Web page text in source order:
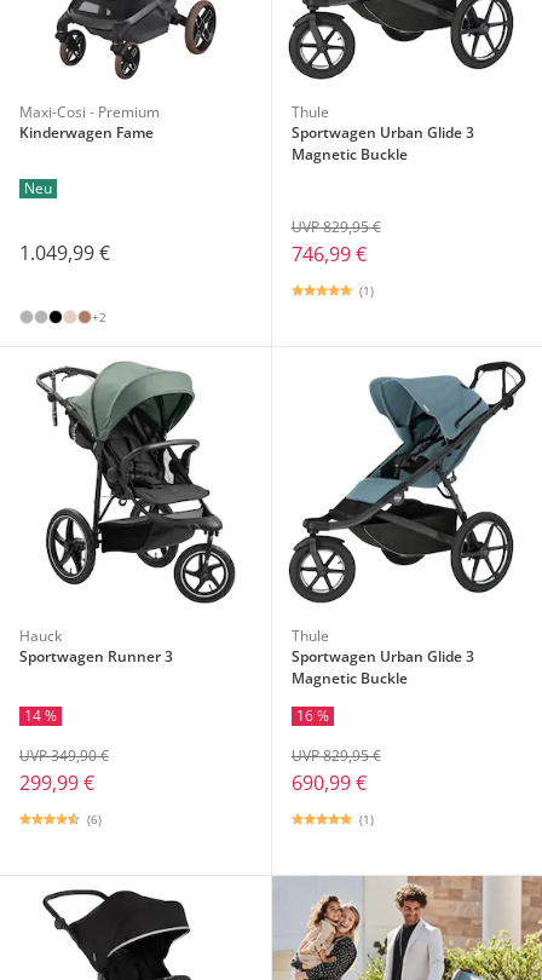
Maxi-Cosi - Premium
Kinderwagen Fame
Neu
1.049,99 €
+2
Thule
Sportwagen Urban Glide 3
Magnetic Buckle
746,99 €
UVP 829,95 €
(1)
Hauck
Sportwagen Runner 3
14 %
299,99 €
UVP 349,90 €
(6)
Thule
Sportwagen Urban Glide 3
Magnetic Buckle
16 %
690,99 €
UVP 829,95 €
(1)